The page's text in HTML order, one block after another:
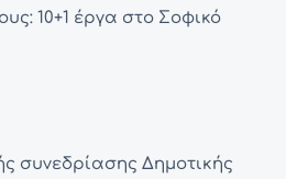
10+1 έργα στο Σοφικό
συνεδρίασης Δημοτικής